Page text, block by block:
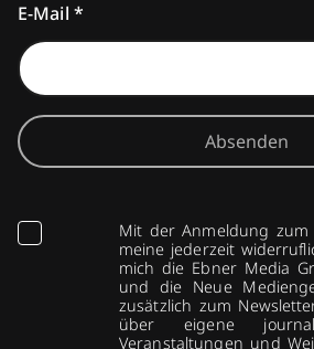
E-Mail *
Absenden
Mit der Anmeldung zum
meine jederzeit
mich die Ebner Media
und die Neue
zusätzlich zum
über eigene
Veranstaltungen und